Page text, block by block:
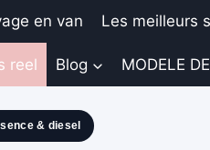
en van Les meilleurs
reel Blog MODELE
& diesel